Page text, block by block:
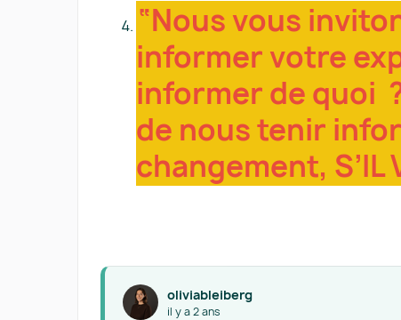
“Nous vous
informer votre
informer de quoi
de nous tenir
changement, S’IL
oliviableiberg
il y a 2 ans